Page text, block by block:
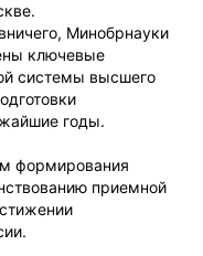
Минобрнауки
ключевые
системы высшего
годы.
формирования
приемной